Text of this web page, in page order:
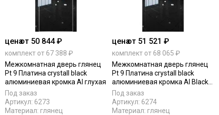
ценаот 50 844 ₽
комплект от 67 388 ₽
Межкомнатная дверь глянец
Pt 9 Платина crystall black
алюминиевая кромка Al глухая
Под заказ
Артикул: 6273
Материал: глянец
ценаот 51 521 ₽
комплект от 68 065 ₽
Межкомнатная дверь глянец
Pt 9 Платина crystall black
алюминиевая кромка Al Black
Edition глухая
Под заказ
Артикул: 6274
Материал: глянец